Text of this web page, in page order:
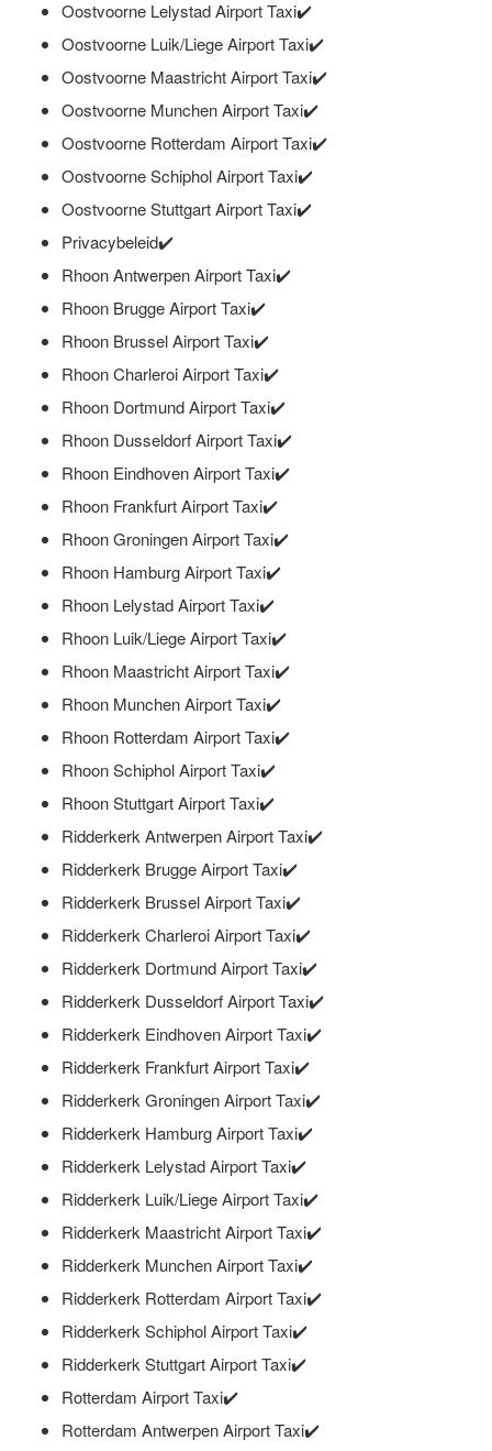
Oostvoorne Lelystad Airport Taxi✔️
Oostvoorne Luik/Liege Airport Taxi✔️
Oostvoorne Maastricht Airport Taxi✔️
Oostvoorne Munchen Airport Taxi✔️
Oostvoorne Rotterdam Airport Taxi✔️
Oostvoorne Schiphol Airport Taxi✔️
Oostvoorne Stuttgart Airport Taxi✔️
Privacybeleid✔️
Rhoon Antwerpen Airport Taxi✔️
Rhoon Brugge Airport Taxi✔️
Rhoon Brussel Airport Taxi✔️
Rhoon Charleroi Airport Taxi✔️
Rhoon Dortmund Airport Taxi✔️
Rhoon Dusseldorf Airport Taxi✔️
Rhoon Eindhoven Airport Taxi✔️
Rhoon Frankfurt Airport Taxi✔️
Rhoon Groningen Airport Taxi✔️
Rhoon Hamburg Airport Taxi✔️
Rhoon Lelystad Airport Taxi✔️
Rhoon Luik/Liege Airport Taxi✔️
Rhoon Maastricht Airport Taxi✔️
Rhoon Munchen Airport Taxi✔️
Rhoon Rotterdam Airport Taxi✔️
Rhoon Schiphol Airport Taxi✔️
Rhoon Stuttgart Airport Taxi✔️
Ridderkerk Antwerpen Airport Taxi✔️
Ridderkerk Brugge Airport Taxi✔️
Ridderkerk Brussel Airport Taxi✔️
Ridderkerk Charleroi Airport Taxi✔️
Ridderkerk Dortmund Airport Taxi✔️
Ridderkerk Dusseldorf Airport Taxi✔️
Ridderkerk Eindhoven Airport Taxi✔️
Ridderkerk Frankfurt Airport Taxi✔️
Ridderkerk Groningen Airport Taxi✔️
Ridderkerk Hamburg Airport Taxi✔️
Ridderkerk Lelystad Airport Taxi✔️
Ridderkerk Luik/Liege Airport Taxi✔️
Ridderkerk Maastricht Airport Taxi✔️
Ridderkerk Munchen Airport Taxi✔️
Ridderkerk Rotterdam Airport Taxi✔️
Ridderkerk Schiphol Airport Taxi✔️
Ridderkerk Stuttgart Airport Taxi✔️
Rotterdam Airport Taxi✔️
Rotterdam Antwerpen Airport Taxi✔️